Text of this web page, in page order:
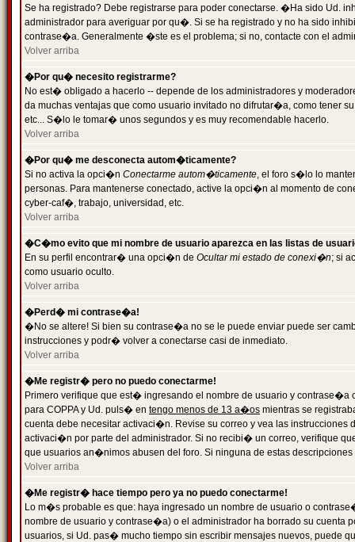
Se ha registrado? Debe registrarse para poder conectarse. �Ha sido Ud.
administrador para averiguar por qu�. Si se ha registrado y no ha sido
contrase�a. Generalmente �ste es el problema; si no, contacte con el
Volver arriba
�Por qu� necesito registrarme?
No est� obligado a hacerlo -- depende de los administradores y
da muchas ventajas que como usuario invitado no difrutar�a, como tener
etc... S�lo le tomar� unos segundos y es muy recomendable hacerlo.
Volver arriba
�Por qu� me desconecta autom�ticamente?
Si no activa la opci�n Conectarme autom�ticamente, el foro s�lo lo
personas. Para mantenerse conectado, active la opci�n al momento de
cyber-caf�, trabajo, universidad, etc.
Volver arriba
�C�mo evito que mi nombre de usuario aparezca en las listas de
En su perfil encontrar� una opci�n de Ocultar mi estado de conexi�n; si
como usuario oculto.
Volver arriba
�Perd� mi contrase�a!
�No se altere! Si bien su contrase�a no se le puede enviar puede ser
instrucciones y podr� volver a conectarse casi de inmediato.
Volver arriba
�Me registr� pero no puedo conectarme!
Primero verifique que est� ingresando el nombre de usuario y
para COPPA y Ud. puls� en tengo menos de 13 a�os mientras se
cuenta debe necesitar activaci�n. Revise su correo y vea las
activaci�n por parte del administrador. Si no recibi� un correo, verifique
que usuarios an�nimos abusen del foro. Si ninguna de estas
Volver arriba
�Me registr� hace tiempo pero ya no puedo conectarme!
Lo m�s probable es que: haya ingresado un nombre de usuario o
nombre de usuario y contrase�a) o el administrador ha borrado su
usuarios, si Ud. pas� mucho tiempo sin escribir mensajes nuevos, puede